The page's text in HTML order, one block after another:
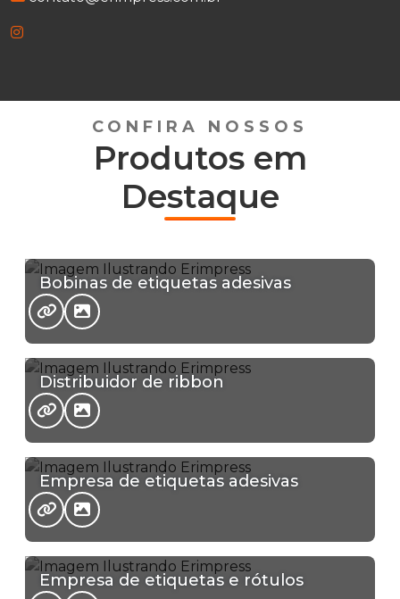
CONFIRA NOSSOS
Produtos em
Destaque
Bobinas de etiquetas adesivas
Distribuidor de ribbon
Empresa de etiquetas adesivas
Empresa de etiquetas e rótulos